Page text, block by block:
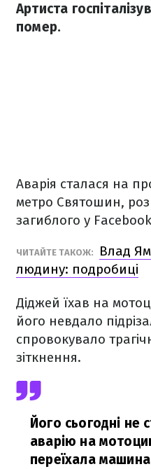
Артиста
помер.
Аварія сталася на
метро Святошин,
загиблого у
ЧИТАЙТЕ ТАКОЖ:
Влад
людину: подробиці
Діджей їхав на
його невдало
спровокувало
зіткнення.
Його сьогодні не
аварію на
переїхала